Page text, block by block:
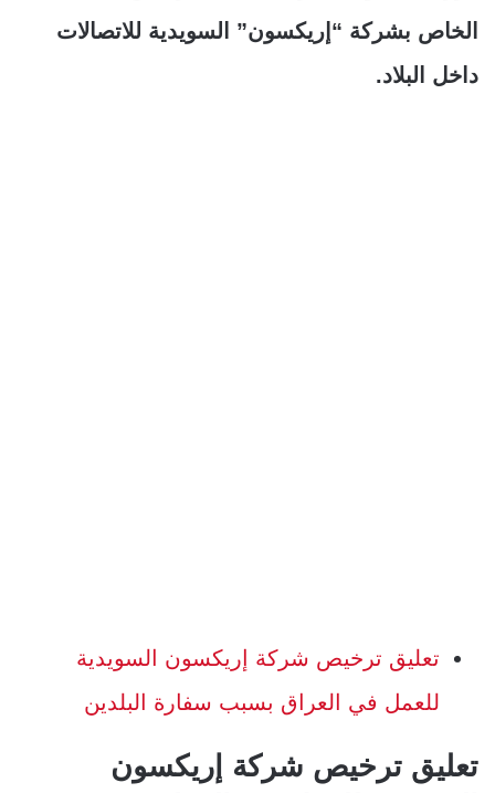
الخاص بشركة “إريكسون” السويدية للاتصالات
داخل البلاد.
تعليق ترخيص شركة إريكسون السويدية
للعمل في العراق بسبب سفارة البلدين
تعليق ترخيص شركة إريكسون